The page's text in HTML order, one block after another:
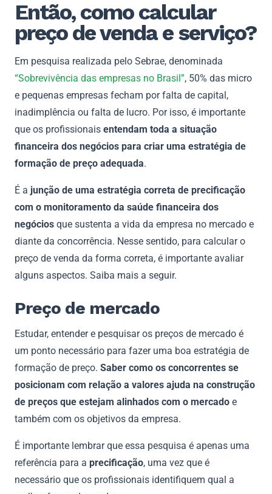
Então, como calcular
preço de venda e serviço?
Em pesquisa realizada pelo Sebrae, denominada
“Sobrevivência das empresas no Brasil”, 50% das micro
e pequenas empresas fecham por falta de capital,
inadimplência ou falta de lucro. Por isso, é importante
que os profissionais entendam toda a situação
financeira dos negócios para criar uma estratégia de
formação de preço adequada.
É a junção de uma estratégia correta de precificação
com o monitoramento da saúde financeira dos
negócios que sustenta a vida da empresa no mercado e
diante da concorrência. Nesse sentido, para calcular o
preço de venda da forma correta, é importante avaliar
alguns aspectos. Saiba mais a seguir.
Preço de mercado
Estudar, entender e pesquisar os preços de mercado é
um ponto necessário para fazer uma boa estratégia de
formação de preço. Saber como os concorrentes se
posicionam com relação a valores ajuda na construção
de preços que estejam alinhados com o mercado e
também com os objetivos da empresa.
É importante lembrar que essa pesquisa é apenas uma
referência para a precificação, uma vez que é
necessário que os profissionais identifiquem qual a